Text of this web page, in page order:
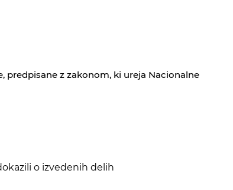
z zakonom, ki ureja Nacionalne
o izvedenih delih